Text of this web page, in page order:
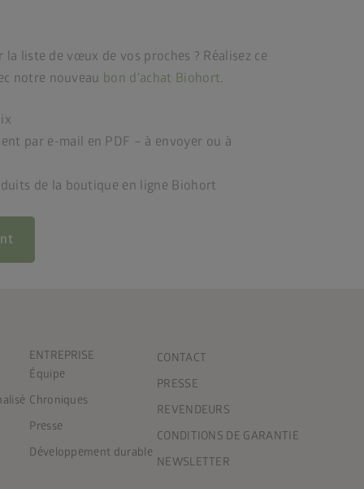
liste de vœux de vos proches ? Réalisez ce
notre nouveau bon d'achat Biohort.
par e-mail en PDF – à envoyer ou à
de la boutique en ligne Biohort
ENTREPRISE
Équipe
Chroniques
Presse
Développement durable
CONTACT
PRESSE
REVENDEURS
CONDITIONS DE GARANTIE
NEWSLETTER